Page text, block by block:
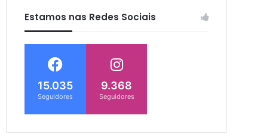
Estamos nas Redes Sociais
15.035
Seguidores
9.368
Seguidores